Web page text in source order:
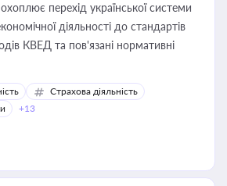
перехід української системи
діяльності до стандартів
КВЕД та пов'язані нормативні
Страхова діяльність
+13